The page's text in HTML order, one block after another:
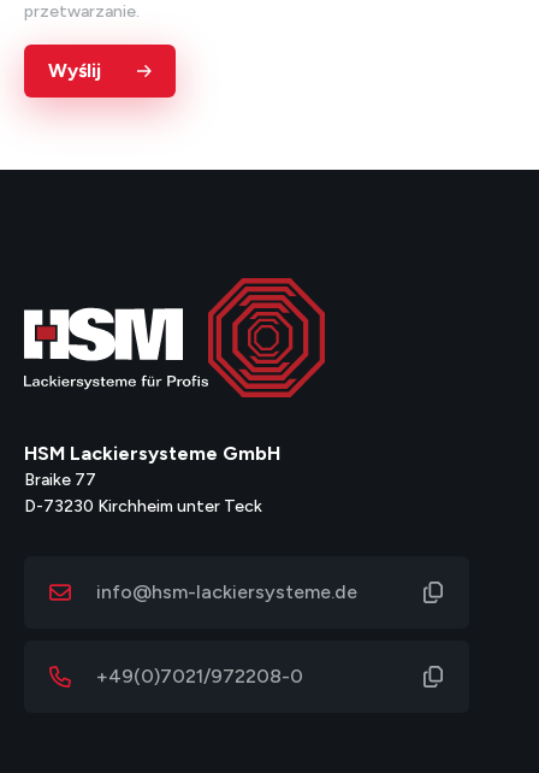
przetwarzanie.
Wyślij
HSM Lackiersysteme GmbH
Braike 77
D-73230 Kirchheim unter Teck
info@hsm-lackiersysteme.de
+49(0)7021/972208-0